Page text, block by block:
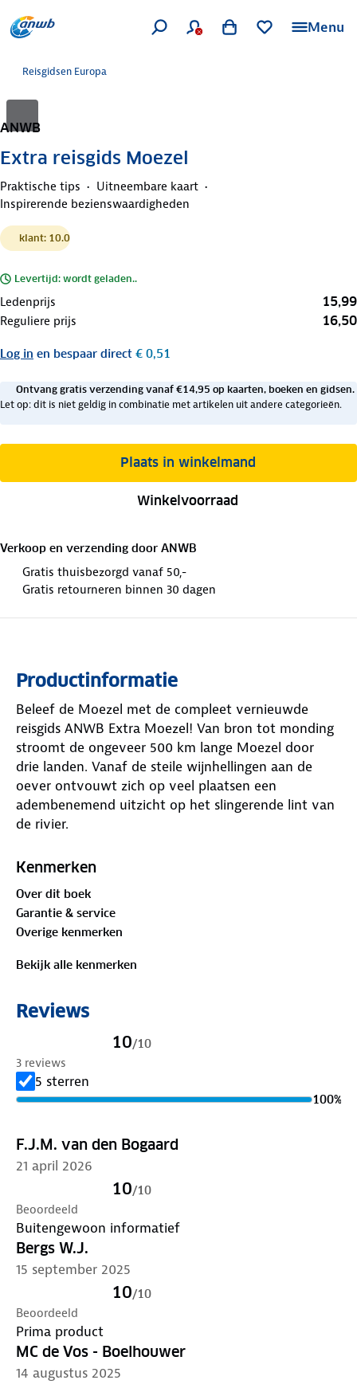
Menu
Reisgidsen Europa
ANWB
Extra reisgids Moezel
Praktische tips
Uitneembare kaart
Inspirerende bezienswaardigheden
klant: 10.0
Levertijd: wordt geladen..
Ledenprijs 15,99
Reguliere prijs 16,50
Log in en bespaar direct € 0,51
Ontvang gratis verzending vanaf €14,95 op kaarten, boeken en gidsen.
Let op: dit is niet geldig in combinatie met artikelen uit andere categorieën.
Plaats in winkelmand
Winkelvoorraad
Verkoop en verzending door ANWB
Gratis thuisbezorgd vanaf 50,-
Gratis retourneren binnen 30 dagen
Productinformatie
Beleef de Moezel met de compleet vernieuwde
reisgids ANWB Extra Moezel! Van bron tot monding
stroomt de ongeveer 500 km lange Moezel door
drie landen. Vanaf de steile wijnhellingen aan de
oever ontvouwt zich op veel plaatsen een
adembenemend uitzicht op het slingerende lint van
de rivier.
praktische tips over campings, vakantiehuizen,
bezienswaardigheden die je niet mag missen. Maak
een tocht langs de jugendstil wijnvilla’s van Traben-
Trarbach, ga terug naar de tijd van de koude oorlog
en bezoek de Bundesbank-Bunker in Cochem-Cond
heeft een handige uitneembare kaart met daarop
de beste tips voor overnachten, winkelen, eten en
drinken en uitgaan. ANWB Extra is de succesvolste
reisgidsenserie van Nederland! Met meer dan 100
gidsen biedt deze serie een reisgids voor nagenoeg
ANWB Extra reisgids Moezel:
Wijn & uitzicht: geniet van adembenemende
panorama’s langs de steile wijnhellingen van de
Moezel.
Cultuur & historie: bezoek Romeins Trier en de
Bundesbank-Bunker in Cochem-Cond.
Architectuur: bewonder de jugendstil wijnvilla’s in
Traben-Trarbach.
Compact & praktisch: inclusief 15
topbezienswaardigheden, reistips en uitneembare
kaart.
Kenmerken
Over dit boek
Garantie & service
Overige kenmerken
Bekijk alle kenmerken
Reviews
10/10
3 reviews
5 sterren
100%
F.J.M. van den Bogaard
21 april 2026
10/10
Beoordeeld
Buitengewoon informatief
Bergs W.J.
15 september 2025
10/10
Beoordeeld
Prima product
MC de Vos - Boelhouwer
14 augustus 2025